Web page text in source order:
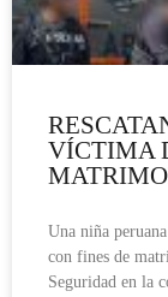
VÍCTIMA
Una niña
con fines de
Seguridad en la